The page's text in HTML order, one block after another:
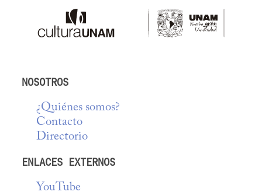
NOSOTROS
¿Quiénes somos?
Contacto
Directorio
ENLACES EXTERNOS
YouTube